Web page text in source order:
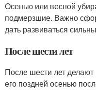
Осенью или весной
подмерзшие. Важно
дать развиваться
После шести лет
После шести лет
его поздней осенью